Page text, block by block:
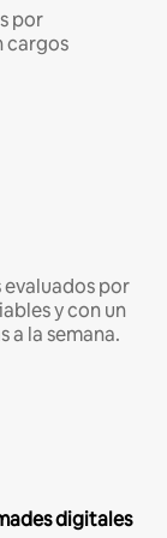
por
cargos
por
y con un
a la semana.
digitales